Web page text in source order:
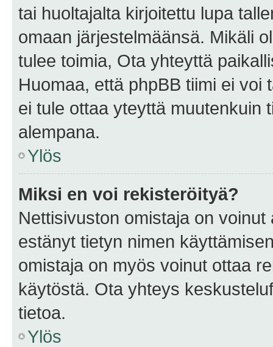
tai huoltajalta kirjoitettu lupa
omaan järjestelmäänsä. Mikäli
tulee toimia, Ota yhteyttä
Huomaa, että phpBB tiimi ei
ei tule ottaa yteyttä muutenkuin
alempana.
Ylös
Miksi en voi rekisteröityä?
Nettisivuston omistaja on
estänyt tietyn nimen
omistaja on myös voinut ottaa
käytöstä. Ota yhteys
tietoa.
Ylös